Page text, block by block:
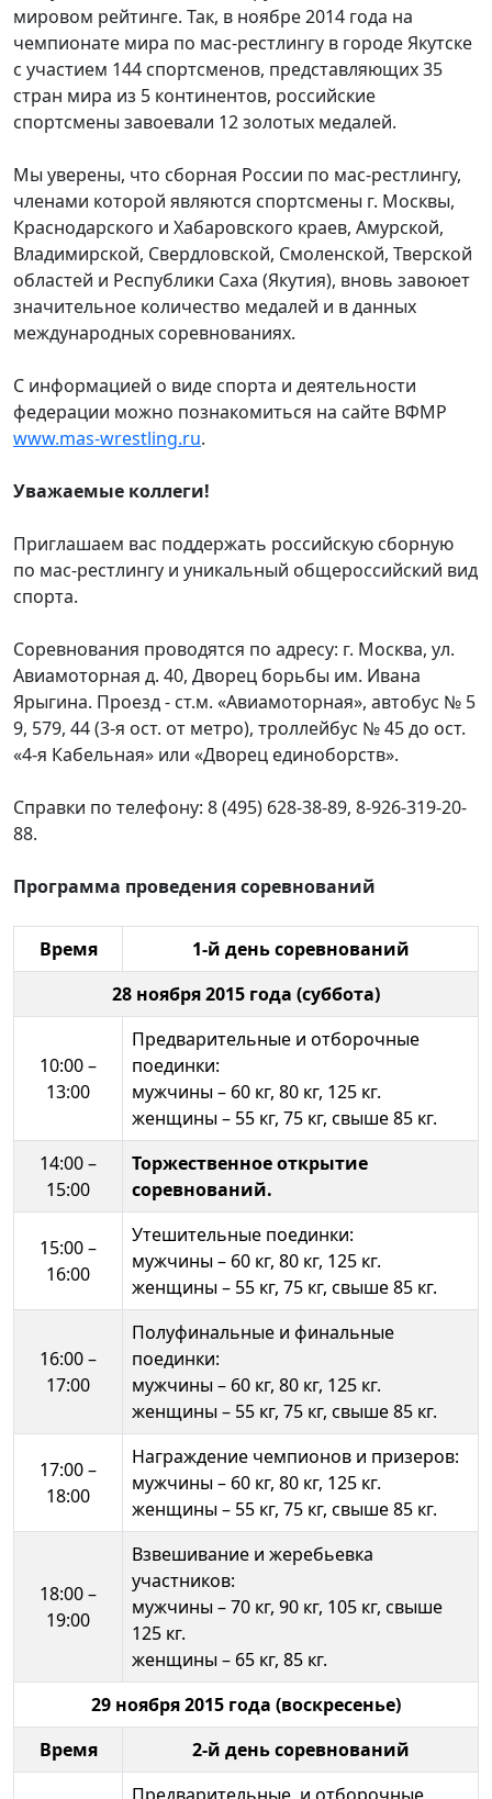
мировом рейтинге. Так, в ноябре 2014 года на
чемпионате мира по мас-рестлингу в городе Якутске
с участием 144 спортсменов, представляющих 35
стран мира из 5 континентов, российские
спортсмены завоевали 12 золотых медалей.
Мы уверены, что сборная России по мас-рестлингу,
членами которой являются спортсмены г. Москвы,
Краснодарского и Хабаровского краев, Амурской,
Владимирской, Свердловской, Смоленской, Тверской
областей и Республики Саха (Якутия), вновь завоюет
значительное количество медалей и в данных
международных соревнованиях.
С информацией о виде спорта и деятельности
федерации можно познакомиться на сайте ВФМР
www.mas-wrestling.ru.
Уважаемые коллеги!
Приглашаем вас поддержать российскую сборную
по мас-рестлингу и уникальный общероссийский вид
спорта.
Соревнования проводятся по адресу: г. Москва, ул.
Авиамоторная д. 40, Дворец борьбы им. Ивана
Ярыгина. Проезд - ст.м. «Авиамоторная», автобус № 5
9, 579, 44 (3-я ост. от метро), троллейбус № 45 до ост.
«4-я Кабельная» или «Дворец единоборств».
Справки по телефону: 8 (495) 628-38-89, 8-926-319-20-
88.
Программа проведения соревнований
Время
1-й день соревнований
28 ноября 2015 года (суббота)
10:00 –
13:00
Предварительные и отборочные
поединки:
мужчины – 60 кг, 80 кг, 125 кг.
женщины – 55 кг, 75 кг, свыше 85 кг.
14:00 –
15:00
Торжественное открытие
соревнований.
15:00 –
16:00
Утешительные поединки:
мужчины – 60 кг, 80 кг, 125 кг.
женщины – 55 кг, 75 кг, свыше 85 кг.
16:00 –
17:00
Полуфинальные и финальные
поединки:
мужчины – 60 кг, 80 кг, 125 кг.
женщины – 55 кг, 75 кг, свыше 85 кг.
17:00 –
18:00
Награждение чемпионов и призеров:
мужчины – 60 кг, 80 кг, 125 кг.
женщины – 55 кг, 75 кг, свыше 85 кг.
18:00 –
19:00
Взвешивание и жеребьевка
участников:
мужчины – 70 кг, 90 кг, 105 кг, свыше
125 кг.
женщины – 65 кг, 85 кг.
29 ноября 2015 года (воскресенье)
Время
2-й день соревнований